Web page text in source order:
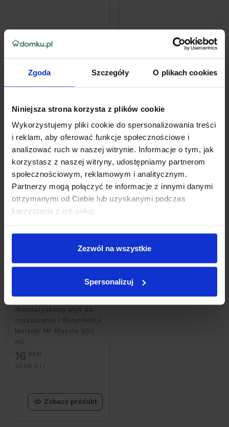
Zgoda Szczegóły O plikach cookies
Niniejsza strona korzysta z plików cookie
Wykorzystujemy pliki cookie do spersonalizowania treści
i reklam, aby oferować funkcje społecznościowe i
analizować ruch w naszej witrynie. Informacje o tym, jak
korzystasz z naszej witryny, udostępniamy partnerom
społecznościowym, reklamowym i analitycznym.
Partnerzy mogą połączyć te informacje z innymi danymi
otrzymanymi od Ciebie lub uzyskanymi podczas
korzystania z ich usług.
Zezwól na wszystkie
Spersonalizuj
Uniwersalny płyn do
500 ml
30 99zł
Do koszyka
Uniwersalny płyn do
czyszczenia różnych
Lemongrass & Orange
Do koszyka
ml
16 99zł
33,98 zł / l
Zobacz produkt